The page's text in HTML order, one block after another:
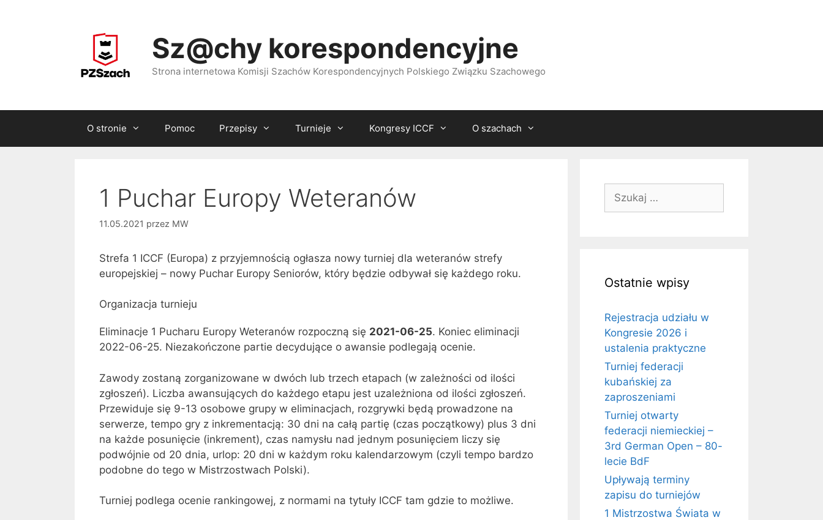
Sz@chy korespondencyjne
Strona internetowa Komisji Szachów Korespondencyjnych Polskiego Związku Szachowego
O stronie Pomoc Przepisy Turnieje Kongresy ICCF O szachach
1 Puchar Europy Weteranów
11.05.2021 przez MW
Strefa 1 ICCF (Europa) z przyjemnością ogłasza nowy turniej dla weteranów strefy
europejskiej – nowy Puchar Europy Seniorów, który będzie odbywał się każdego roku.
Organizacja turnieju
Eliminacje 1 Pucharu Europy Weteranów rozpoczną się 2021-06-25. Koniec eliminacji
2022-06-25. Niezakończone partie decydujące o awansie podlegają ocenie.
Zawody zostaną zorganizowane w dwóch lub trzech etapach (w zależności od ilości
zgłoszeń). Liczba awansujących do każdego etapu jest uzależniona od ilości zgłoszeń.
Przewiduje się 9-13 osobowe grupy w eliminacjach, rozgrywki będą prowadzone na
serwerze, tempo gry z inkrementacją: 30 dni na całą partię (czas początkowy) plus 3 dni
na każde posunięcie (inkrement), czas namysłu nad jednym posunięciem liczy się
podwójnie od 20 dnia, urlop: 20 dni w każdym roku kalendarzowym (czyli tempo bardzo
podobne do tego w Mistrzostwach Polski).
Turniej podlega ocenie rankingowej, z normami na tytuły ICCF tam gdzie to możliwe.
Ostatnie wpisy
Rejestracja udziału w
Kongresie 2026 i
ustalenia praktyczne
Turniej federacji
kubańskiej za
zaproszeniami
Turniej otwarty
federacji niemieckiej –
3rd German Open – 80-
lecie BdF
Upływają terminy
zapisu do turniejów
1 Mistrzostwa Świata w